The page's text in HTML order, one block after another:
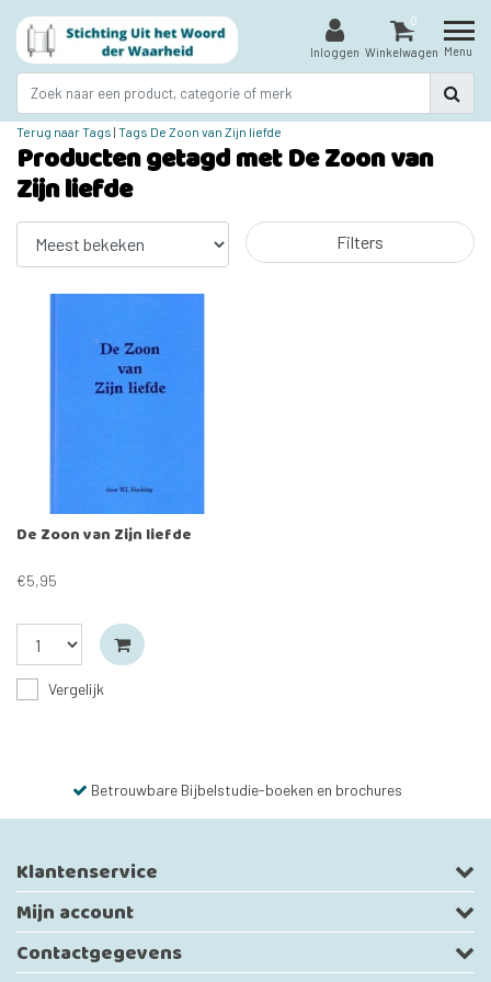
Inloggen
0
Winkelwagen Menu
Terug naar Tags | Tags De Zoon van Zijn liefde
Producten getagd met De Zoon van
Zijn liefde
Filters
De Zoon van Zijn liefde
€5,95
Vergelijk
Betrouwbare Bijbelstudie-boeken en brochures
Klantenservice
Mijn account
Contactgegevens